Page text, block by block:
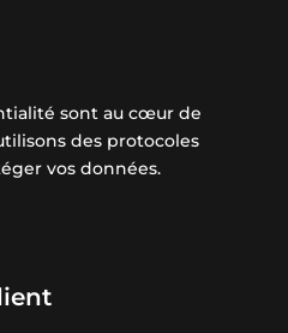
sont au cœur de
des protocoles
vos données.